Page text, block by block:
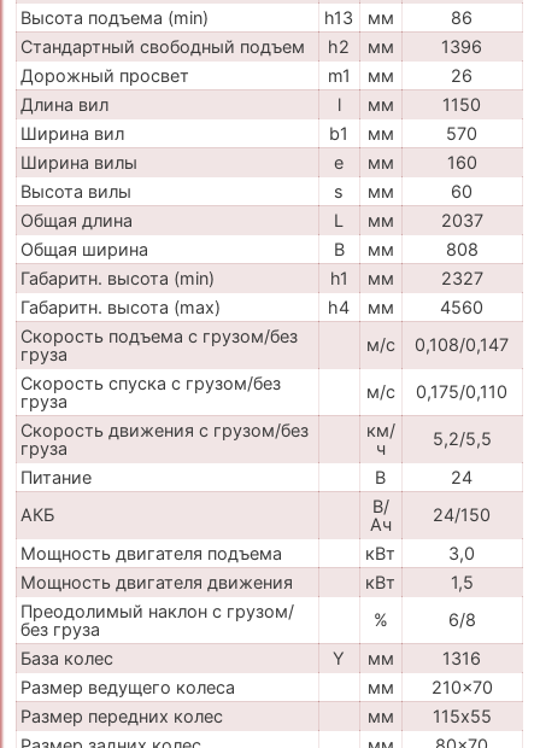
Высота подъема (min) h13 мм
86
Стандартный свободный подъем
h2 мм
1396
Дорожный просвет
m1 мм
26
Длина вил
l мм
1150
Ширина вил
b1 мм
570
Ширина вилы
e мм
160
Высота вилы
s мм
60
Общая длина
L мм
2037
Общая ширина
B мм
808
Габаритн. высота (min)
h1 мм
2327
Габаритн. высота (max)
h4 мм
4560
Скорость подъема с грузом/без
груза
м/с
0,108/0,147
Скорость спуска с грузом/без
груза
м/с
0,175/0,110
Скорость движения с грузом/без
груза
км/
ч
5,2/5,5
Питание
В
24
АКБ
В/
Ач
24/150
Мощность двигателя подъема
кВт
3,0
Мощность двигателя движения
кВт
1,5
Преодолимый наклон с грузом/
без груза
%
6/8
База колес
Y мм
1316
Размер ведущего колеса
мм
210x70
Размер передних колес
мм
115х55